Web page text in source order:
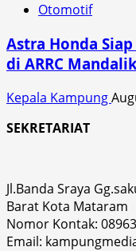
Otomotif
Astra Honda
di ARRC
Kepala Kampung
SEKRETARIAT
Jl.Banda Sraya
Barat Kota Mataram
Nomor Kontak:
Email: